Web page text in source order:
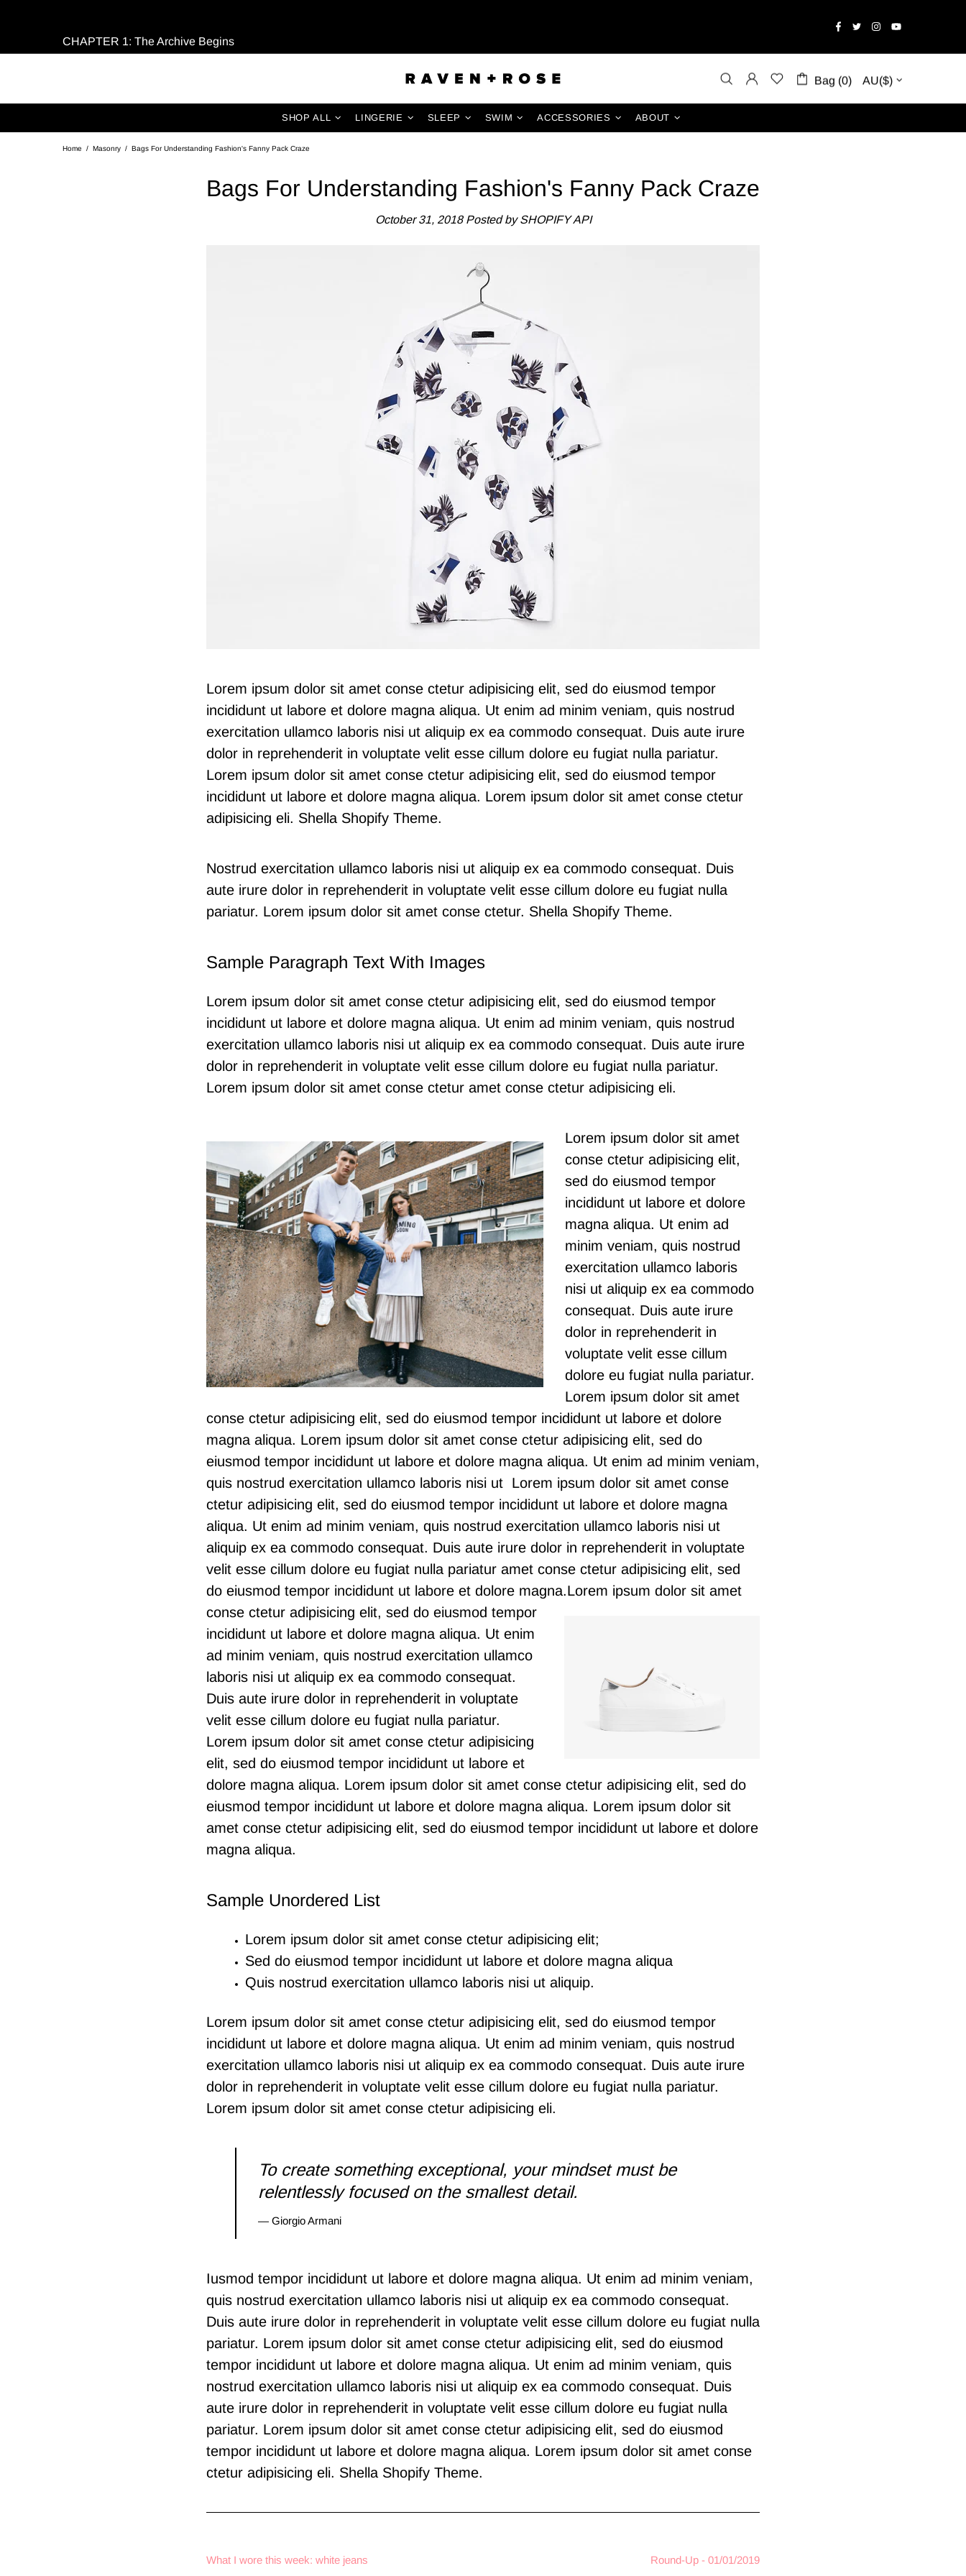
CHAPTER 1: The Archive Begins
Bag (0) AU($)
SHOP ALL LINGERIE SLEEP SWIM ACCESSORIES ABOUT
Home Masonry Bags For Understanding Fashion's Fanny Pack Craze
Bags For Understanding Fashion's Fanny Pack Craze
October 31, 2018Posted by SHOPIFY API
Lorem ipsum dolor sit amet conse ctetur adipisicing elit, sed do eiusmod tempor
incididunt ut labore et dolore magna aliqua. Ut enim ad minim veniam, quis nostrud
exercitation ullamco laboris nisi ut aliquip ex ea commodo consequat. Duis aute irure
dolor in reprehenderit in voluptate velit esse cillum dolore eu fugiat nulla pariatur.
Lorem ipsum dolor sit amet conse ctetur adipisicing elit, sed do eiusmod tempor
incididunt ut labore et dolore magna aliqua. Lorem ipsum dolor sit amet conse ctetur
adipisicing eli. Shella Shopify Theme.
Nostrud exercitation ullamco laboris nisi ut aliquip ex ea commodo consequat. Duis
aute irure dolor in reprehenderit in voluptate velit esse cillum dolore eu fugiat nulla
pariatur. Lorem ipsum dolor sit amet conse ctetur. Shella Shopify Theme.
Sample Paragraph Text With Images
Lorem ipsum dolor sit amet conse ctetur adipisicing elit, sed do eiusmod tempor
incididunt ut labore et dolore magna aliqua. Ut enim ad minim veniam, quis nostrud
exercitation ullamco laboris nisi ut aliquip ex ea commodo consequat. Duis aute irure
dolor in reprehenderit in voluptate velit esse cillum dolore eu fugiat nulla pariatur.
Lorem ipsum dolor sit amet conse ctetur amet conse ctetur adipisicing eli.
Lorem ipsum dolor sit amet
conse ctetur adipisicing elit,
sed do eiusmod tempor
incididunt ut labore et dolore
magna aliqua. Ut enim ad
minim veniam, quis nostrud
exercitation ullamco laboris
nisi ut aliquip ex ea commodo
consequat. Duis aute irure
dolor in reprehenderit in
voluptate velit esse cillum
dolore eu fugiat nulla pariatur.
Lorem ipsum dolor sit amet
conse ctetur adipisicing elit, sed do eiusmod tempor incididunt ut labore et dolore
magna aliqua. Lorem ipsum dolor sit amet conse ctetur adipisicing elit, sed do
eiusmod tempor incididunt ut labore et dolore magna aliqua. Ut enim ad minim veniam,
quis nostrud exercitation ullamco laboris nisi ut Lorem ipsum dolor sit amet conse
ctetur adipisicing elit, sed do eiusmod tempor incididunt ut labore et dolore magna
aliqua. Ut enim ad minim veniam, quis nostrud exercitation ullamco laboris nisi ut
aliquip ex ea commodo consequat. Duis aute irure dolor in reprehenderit in voluptate
velit esse cillum dolore eu fugiat nulla pariatur amet conse ctetur adipisicing elit, sed
do eiusmod tempor incididunt ut labore et dolore magna.Lorem ipsum dolor sit amet
conse ctetur adipisicing elit, sed do eiusmod tempor
incididunt ut labore et dolore magna aliqua. Ut enim
ad minim veniam, quis nostrud exercitation ullamco
laboris nisi ut aliquip ex ea commodo consequat.
Duis aute irure dolor in reprehenderit in voluptate
velit esse cillum dolore eu fugiat nulla pariatur.
Lorem ipsum dolor sit amet conse ctetur adipisicing
elit, sed do eiusmod tempor incididunt ut labore et
dolore magna aliqua. Lorem ipsum dolor sit amet conse ctetur adipisicing elit, sed do
eiusmod tempor incididunt ut labore et dolore magna aliqua. Lorem ipsum dolor sit
amet conse ctetur adipisicing elit, sed do eiusmod tempor incididunt ut labore et dolore
magna aliqua.
Sample Unordered List
Lorem ipsum dolor sit amet conse ctetur adipisicing elit;
Sed do eiusmod tempor incididunt ut labore et dolore magna aliqua
Quis nostrud exercitation ullamco laboris nisi ut aliquip.
Lorem ipsum dolor sit amet conse ctetur adipisicing elit, sed do eiusmod tempor
incididunt ut labore et dolore magna aliqua. Ut enim ad minim veniam, quis nostrud
exercitation ullamco laboris nisi ut aliquip ex ea commodo consequat. Duis aute irure
dolor in reprehenderit in voluptate velit esse cillum dolore eu fugiat nulla pariatur.
Lorem ipsum dolor sit amet conse ctetur adipisicing eli.
To create something exceptional, your mindset must be
relentlessly focused on the smallest detail.
— Giorgio Armani
Iusmod tempor incididunt ut labore et dolore magna aliqua. Ut enim ad minim veniam,
quis nostrud exercitation ullamco laboris nisi ut aliquip ex ea commodo consequat.
Duis aute irure dolor in reprehenderit in voluptate velit esse cillum dolore eu fugiat nulla
pariatur. Lorem ipsum dolor sit amet conse ctetur adipisicing elit, sed do eiusmod
tempor incididunt ut labore et dolore magna aliqua. Ut enim ad minim veniam, quis
nostrud exercitation ullamco laboris nisi ut aliquip ex ea commodo consequat. Duis
aute irure dolor in reprehenderit in voluptate velit esse cillum dolore eu fugiat nulla
pariatur. Lorem ipsum dolor sit amet conse ctetur adipisicing elit, sed do eiusmod
tempor incididunt ut labore et dolore magna aliqua. Lorem ipsum dolor sit amet conse
ctetur adipisicing eli. Shella Shopify Theme.
What I wore this week: white jeans Round-Up - 01/01/2019